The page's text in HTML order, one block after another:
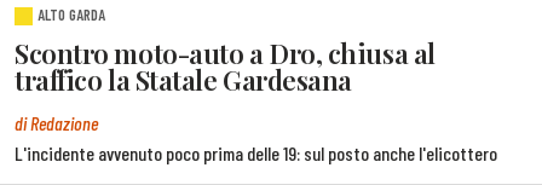
ALTO GARDA
Scontro moto-auto a Dro, chiusa al
traffico la Statale Gardesana
di Redazione
L'incidente avvenuto poco prima delle 19: sul posto anche l'elicottero